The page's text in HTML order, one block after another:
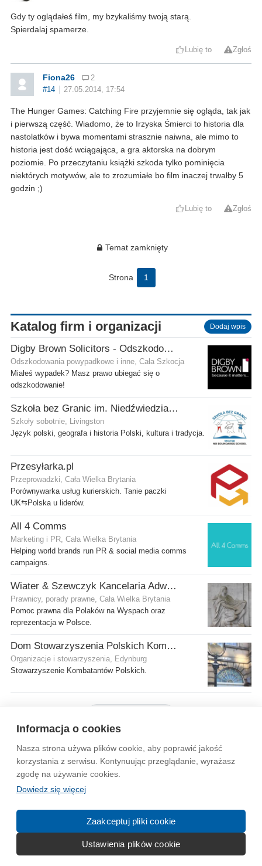
Informacja o cookies
Nasza strona używa plików cookie, aby poprawić jakość
korzystania z serwisu. Kontynuując przeglądanie, wyrażasz
zgodę na używanie cookies.
Dowiedz się więcej
Zaakceptuj pliki cookie
Ustawienia plików cookie
Gdy ty oglądałeś film, my bzykaliśmy twoją starą.
Spierdalaj spamerze.
Lubię to Zgłoś
Fiona26
2
#14
27.05.2014, 17:54
The Hunger Games: Catching Fire przyjemnie się ogląda, tak jak
i pierwszą część. Wiadomo, że to Irzyska Śmierci to historia dla
nastolatków i bywa momentami strasznie naiwna, ale mimo to
historia jest dość wciągająca, a gra aktorska na dobrym
poziomie. Po przeczytaniu książki szkoda tylko pominięcia
niektórych motywów, ale to zrozumiałe bo film inaczej trwałby 5
godzin ;)
Lubię to Zgłoś
Temat zamknięty
Strona 1
Katalog firm i organizacji Dodaj wpis
Digby Brown Solicitors - Odszkodowania w Szkocji
Odszkodowania powypadkowe i inne, Cała Szkocja
Miałeś wypadek? Masz prawo ubiegać się o
odszkodowanie!
Szkoła bez Granic im. Niedźwiedzia Wojtka
Szkoły sobotnie, Livingston
Język polski, geografa i historia Polski, kultura i tradycja.
Przesyłarka.pl
Przeprowadzki, Cała Wielka Brytania
Porównywarka usług kurierskich. Tanie paczki
UK⇆Polska u liderów.
All 4 Comms
Marketing i PR, Cała Wielka Brytania
Helping world brands run PR & social media comms
campaigns.
Wiater & Szewczyk Kancelaria Adwokacka
Prawnicy, porady prawne, Cała Wielka Brytania
Pomoc prawna dla Polaków na Wyspach oraz
reprezentacja w Polsce.
Dom Stowarzyszenia Polskich Kombatantów (SPK) w Edynburgu
Organizacje i stowarzyszenia, Edynburg
Stowarzyszenie Kombatantów Polskich.
Wytyczne dla społeczności Regulamin Prywatność
Reklama Kontakt